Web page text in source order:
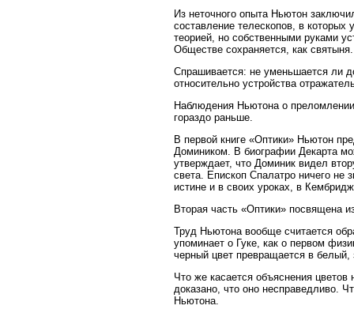
Из неточного опыта Ньютон
составление телескопов, в
теорией, но собственными руками
Обществе сохраняется, как
Спрашивается: не уменьшается ли
относительно устройства
Наблюдения Ньютона о
гораздо раньше.
В первой книге «Оптики» Ньютон
Домиником. В биографии Декарта
утверждает, что Доминик видел
света. Епископ Спалатро ничего не
истине и в своих уроках, в
Вторая часть «Оптики» посвящена
Труд Ньютона вообще считается
упоминает о Гуке, как о первом
черный цвет превращается в белый,
Что же касается объяснения
доказано, что оно несправедливо.
Ньютона.